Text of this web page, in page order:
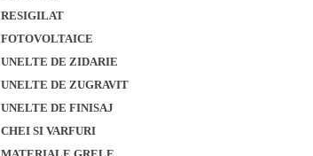
RESIGILAT
FOTOVOLTAICE
UNELTE DE ZIDARIE
UNELTE DE ZUGRAVIT
UNELTE DE FINISAJ
CHEI SI VARFURI